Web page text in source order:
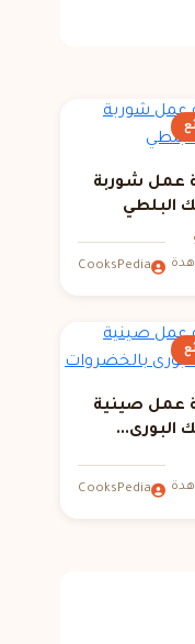
عمل شوربة
البلطي
CooksPedia
عمل صينية
البورى...
CooksPedia